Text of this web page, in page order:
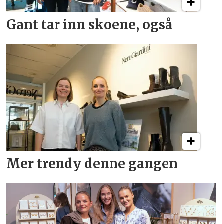
Gant tar inn skoene, også
Mer trendy denne gangen